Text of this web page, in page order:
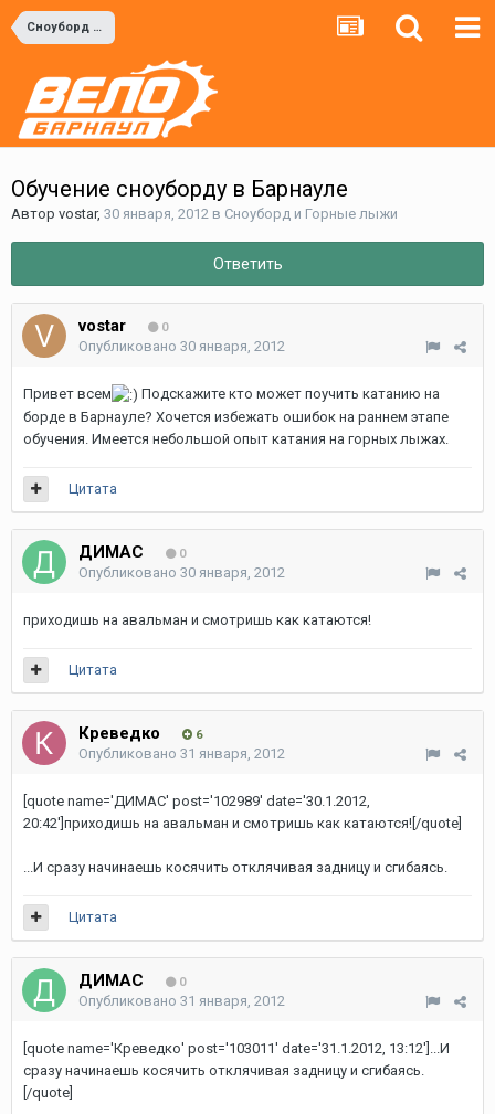
Сноуборд и Горные лыжи
Обучение сноуборду в Барнауле
Автор vostar, 30 января, 2012 в Сноуборд и Горные лыжи
Ответить
vostar 0
Опубликовано 30 января, 2012
Привет всем
Подскажите кто может поучить катанию на
борде в Барнауле? Хочется избежать ошибок на раннем этапе
обучения. Имеется небольшой опыт катания на горных лыжах.
Цитата
ДИМАС 0
Опубликовано 30 января, 2012
приходишь на авальман и смотришь как катаются!
Цитата
Креведко 6
Опубликовано 31 января, 2012
[quote name='ДИМАС' post='102989' date='30.1.2012,
20:42']приходишь на авальман и смотришь как катаются![/quote]
...И сразу начинаешь косячить отклячивая задницу и сгибаясь.
Цитата
ДИМАС 0
Опубликовано 31 января, 2012
[quote name='Креведко' post='103011' date='31.1.2012, 13:12']...И
сразу начинаешь косячить отклячивая задницу и сгибаясь.
[/quote]